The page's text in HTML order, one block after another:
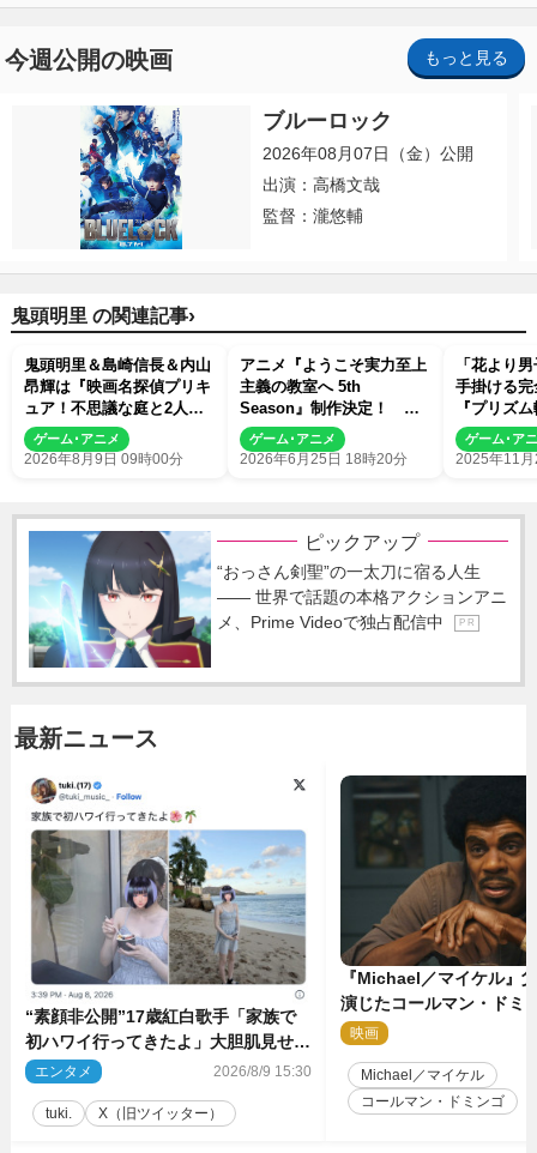
今週公開の映画 もっと見る
ブルーロック
2026年08月07日（金）公開
出演：高橋文哉
監督：瀧悠輔
鬼頭明里 の関連記事›
鬼頭明里＆島崎信長＆内山
昂輝は『映画名探偵プリキ
ュア！不思議な庭と2人の
秘密』ゲスト声優に決定
ゲーム･アニメ
2026年8月9日 09時00分
アニメ『ようこそ実力至上
主義の教室へ 5th
Season』制作決定！ 描
きおろしアニメビジュアル
解禁
ゲーム･アニメ
2026年6月25日 18時20分
「花より
手掛ける
『プリズ
年1月15日
配信 ロン
ゲーム･ア
2025年11
ピックアップ
“おっさん剣聖”の一太刀に宿る人生
―― 世界で話題の本格アクションアニ
メ、Prime Videoで独占配信中
P R
最新ニュース
“素顔非公開”17歳紅白歌手「家族で
初ハワイ行ってきたよ」大胆肌見せシ
ョット公開
エンタメ 2026/8/9 15:30
tuki. X（旧ツイッター）
『Michael／マイケル』
演じたコールマン・ドミ
イクに2時間半かかって
映画
Michael／マイケル
コールマン・ドミンゴ